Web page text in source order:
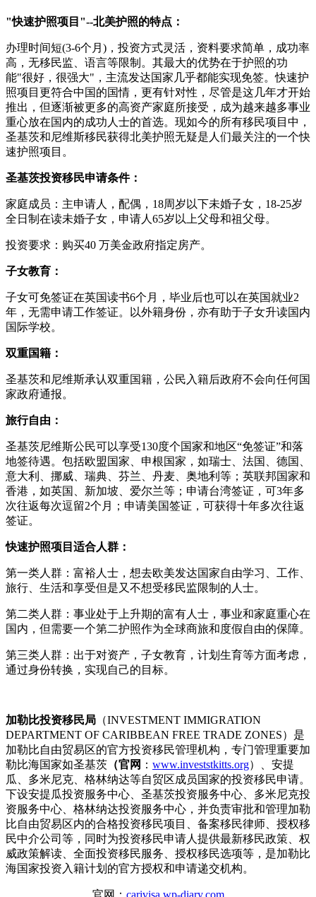
"快速护照项目"--北美护照的特点：
办理时间短(3-6个月)，投资方式灵活，资料要求简单，成功率
高，无移民监、语言等限制。其最大的优势在于护照的功
能"很好，很强大"，主流发达国家几乎都能实现免签。快速护
照项目更符合中国的国情，更有针对性，尽管是这几年才开始
推出，但逐渐被更多的高资产家庭所接受，成为越来越多事业
重心放在国内的成功人士的首选。现如今的所有移民项目中，
圣基茨和尼维斯移民获得北美护照无疑是人们最关注的一个快
速护照项目。
圣基茨投资移民申请条件：
家庭成员：主申请人，配偶，18周岁以下未婚子女，18-25岁
全日制在读未婚子女，申请人65岁以上父母和祖父母。
投资要求：购买40 万美金政府指定房产。
子女教育：
子女可免签证在英国读书6个月，毕业后也可以在英国就业2
年，无需申请工作签证。以外籍身份，亦有助于子女升读国内
国际学校。
双重国籍：
圣基茨和尼维斯承认双重国籍，公民入籍后政府不会向任何国
家政府通报。
旅行自由：
圣基茨尼维斯公民可以享受130度个国家和地区“免签证”和落
地签待遇。包括欧盟国家、申根国家，如瑞士、法国、德国、
意大利、挪威、瑞典、芬兰、丹麦、奥地利等；英联邦国家和
香港，如英国、新加坡、爱尔兰等；申请台湾签证，可3年多
次往返每次逗留2个月；申请美国签证，可获得十年多次往返
签证。
快速护照项目适合人群：
第一类人群：富裕人士，想去欧美发达国家自由学习、工作、
旅行、生活和享受但是又不想受移民监限制的人士。
第二类人群：事业处于上升期的富有人士，事业和家庭重心在
国内，但需要一个第二护照作为全球商旅和度假自由的保障。
第三类人群：出于对资产，子女教育，计划生育等方面考虑，
通过身份转换，实现自己的目标。
加勒比投资移民局 （INVESTMENT IMMIGRATION
DEPARTMENT OF CARIBBEAN FREE TRADE ZONES）是
加勒比自由贸易区的官方投资移民管理机构，专门管理重要加
勒比海国家如圣基茨 （官网 ： www.investstkitts.org）、安提
瓜、多米尼克、格林纳达等自贸区成员国家的投资移民申请。
下设安提瓜投资服务中心、圣基茨投资服务中心、多米尼克投
资服务中心、格林纳达投资服务中心，并负责审批和管理加勒
比自由贸易区内的合格投资移民项目、备案移民律师、授权移
民中介公司等，同时为投资移民申请人提供最新移民政策、权
威政策解读、全面投资移民服务、授权移民选项等，是加勒比
海国家投资入籍计划的官方授权和申请递交机构。
官网： carivisa.wp-diary.com